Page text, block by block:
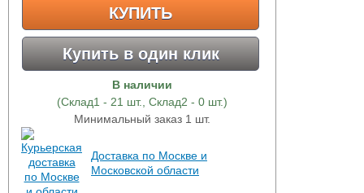
КУПИТЬ
Купить в один клик
В наличии
(Склад1 - 21 шт., Склад2 - 0 шт.)
Минимальный заказ 1 шт.
Доставка по Москве и
Московской области